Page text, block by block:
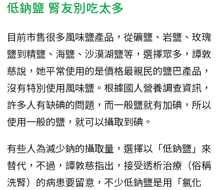
低鈉鹽 腎友別吃太多
目前市售很多風味鹽產品，從礦鹽、岩鹽、玫瑰
鹽到精鹽、海鹽、沙漠湖鹽等，選擇眾多，譚敦
慈說，她平常使用的是價格最親民的鹽巴產品，
沒有特別使用風味鹽。根據國人營養調查資訊，
許多人有缺碘的問題，而一般鹽就有加碘，所以
使用一般的鹽，就可以攝取到碘。
有些人為減少鈉的攝取量，選擇以「低鈉鹽」來
替代，不過，譚敦慈指出，接受透析治療（俗稱
洗腎）的病患要留意，不少低鈉鹽是用「氯化